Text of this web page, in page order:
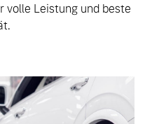
volle Leistung und beste